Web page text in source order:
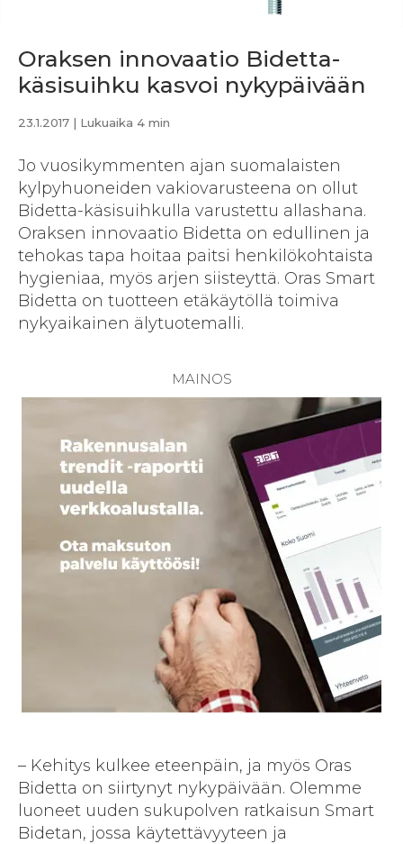
Oraksen innovaatio Bidetta-
käsisuihku kasvoi nykypäivään
23.1.2017 | Lukuaika 4 min
Jo vuosikymmenten ajan suomalaisten
kylpyhuoneiden vakiovarusteena on ollut
Bidetta-käsisuihkulla varustettu allashana.
Oraksen innovaatio Bidetta on edullinen ja
tehokas tapa hoitaa paitsi henkilökohtaista
hygieniaa, myös arjen siisteyttä. Oras Smart
Bidetta on tuotteen etäkäytöllä toimiva
nykyaikainen älytuotemalli.
– Kehitys kulkee eteenpäin, ja myös Oras
Bidetta on siirtynyt nykypäivään. Olemme
luoneet uuden sukupolven ratkaisun Smart
Bidetan, jossa käytettävyyteen ja